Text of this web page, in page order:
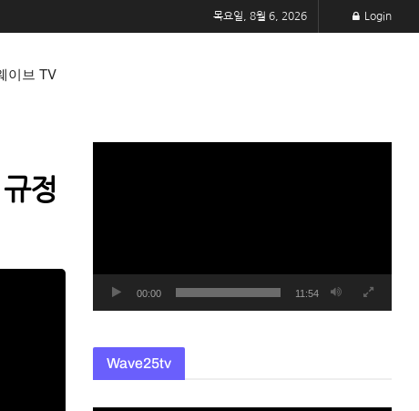
목요일, 8월 6, 2026 Login
이브 TV
정
00:00 11:54
Wave25tv